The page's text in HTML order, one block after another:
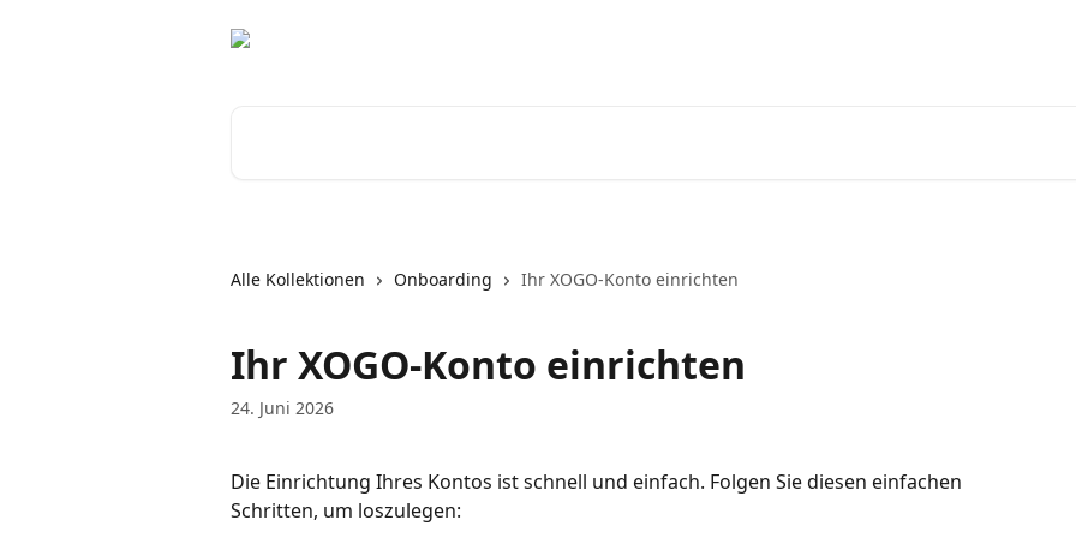
Alle Kollektionen Onboarding Ihr XOGO-Konto einrichten
Ihr XOGO-Konto einrichten
24. Juni 2026
Die Einrichtung Ihres Kontos ist schnell und einfach. Folgen Sie diesen einfachen
Schritten, um loszulegen: